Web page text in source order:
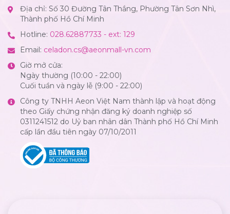
Địa chỉ: Số 30 Đường Tân Thắng, Phường Tân Sơn Nhì,
Thành phố Hồ Chí Minh
Hotline: 028.62887733 - ext: 129
Email: celadon.cs@aeonmall-vn.com
Giờ mở cửa:
Ngày thường (10:00 - 22:00)
Cuối tuần và ngày lễ (9:00 - 22:00)
Công ty TNHH Aeon Việt Nam thành lập và hoạt động
theo Giấy chứng nhận đăng ký doanh nghiệp số
0311241512 do Uỷ ban nhân dân Thành phố Hồ Chí Minh
cấp lần đầu tiên ngày 07/10/2011